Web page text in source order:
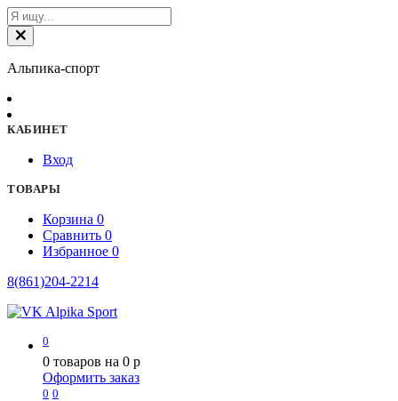
Альпика-спорт
КАБИНЕТ
Вход
ТОВАРЫ
Корзина 0
Сравнить 0
Избранное 0
8(861)204-2214
0
0 товаров на 0 p
Оформить заказ
0 0